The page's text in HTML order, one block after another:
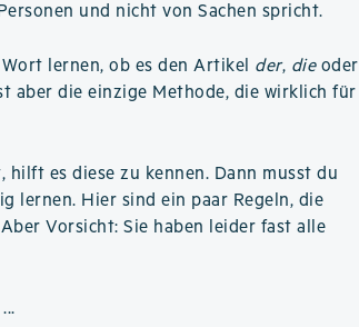
und nicht von Sachen spricht.
lernen, ob es den Artikel der, dieoder
aber die einzige Methode, die wirklich für
es diese zu kennen. Dann musst du
lernen. Hier sind ein paar Regeln, die
Vorsicht: Sie haben leider fast alle